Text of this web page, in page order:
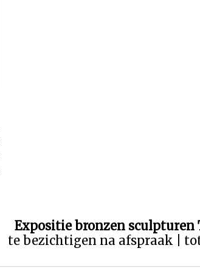
Expositie bronzen sculpturen
te bezichtigen na afspraak |